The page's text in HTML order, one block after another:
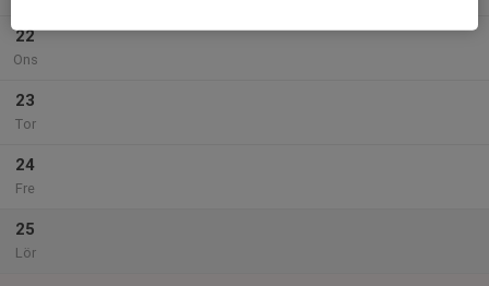
22
Ons
23
Tor
24
Fre
25
Lör